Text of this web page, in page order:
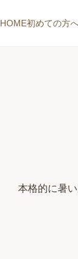
HOME初めての方
本格的に暑